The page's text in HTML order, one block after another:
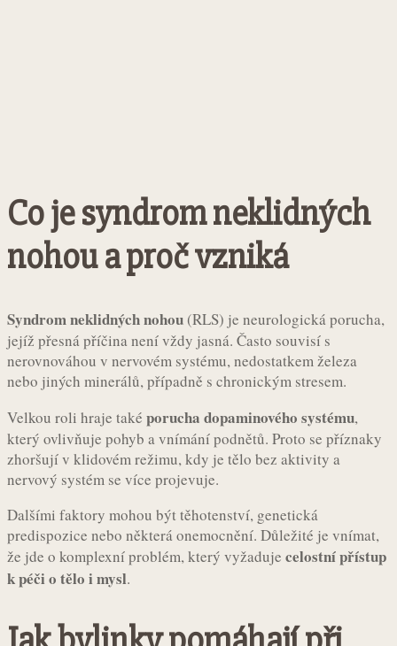
Co je syndrom neklidných
nohou a proč vzniká
Syndrom neklidných nohou (RLS) je neurologická porucha,
jejíž přesná příčina není vždy jasná. Často souvisí s
nerovnováhou v nervovém systému, nedostatkem železa
nebo jiných minerálů, případně s chronickým stresem.
Velkou roli hraje také porucha dopaminového systému,
který ovlivňuje pohyb a vnímání podnětů. Proto se příznaky
zhoršují v klidovém režimu, kdy je tělo bez aktivity a
nervový systém se více projevuje.
Dalšími faktory mohou být těhotenství, genetická
predispozice nebo některá onemocnění. Důležité je vnímat,
že jde o komplexní problém, který vyžaduje celostní přístup
k péči o tělo i mysl.